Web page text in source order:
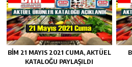
BIM 21 MAYIS 2021 CUMA, AKTÜEL
KATALOĞU PAYLAŞILDI